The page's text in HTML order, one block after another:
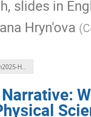
slides in
Hryn'ova (
UHPP-Jan2025-HPP.pdf